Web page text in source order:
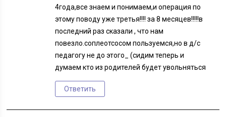
4года,все знаем и понимаем,и операция по
этому поводу уже третья!!!! за 8 месяцев!!!!!в
последний раз сказали , что нам
повезло.соплеотсосом пользуемся,но в д/с
педагогу не до этого_ (сидим теперь и
думаем кто из родителей будет увольняться
Ответить